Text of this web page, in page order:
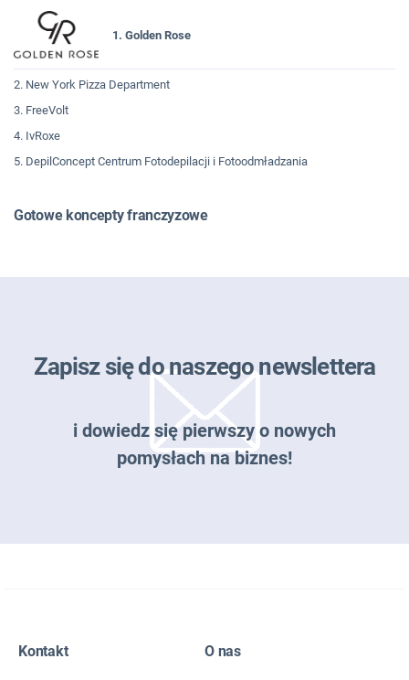
1. Golden Rose
2. New York Pizza Department
3. FreeVolt
4. IvRoxe
5. DepilConcept Centrum Fotodepilacji i Fotoodmładzania
Gotowe koncepty franczyzowe
Zapisz się do naszego newslettera
i dowiedz się pierwszy o nowych
pomysłach na biznes!
EMAIL
Kontakt O nas